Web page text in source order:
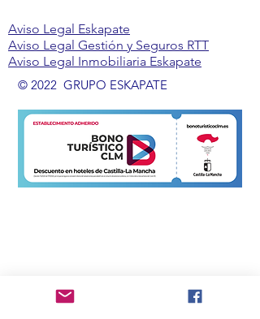
Aviso Legal Eskapate
Aviso Legal Gestión y Seguros RTT
Aviso Legal Inmobiliaria Eskapate
© 2022 GRUPO ESKAPATE